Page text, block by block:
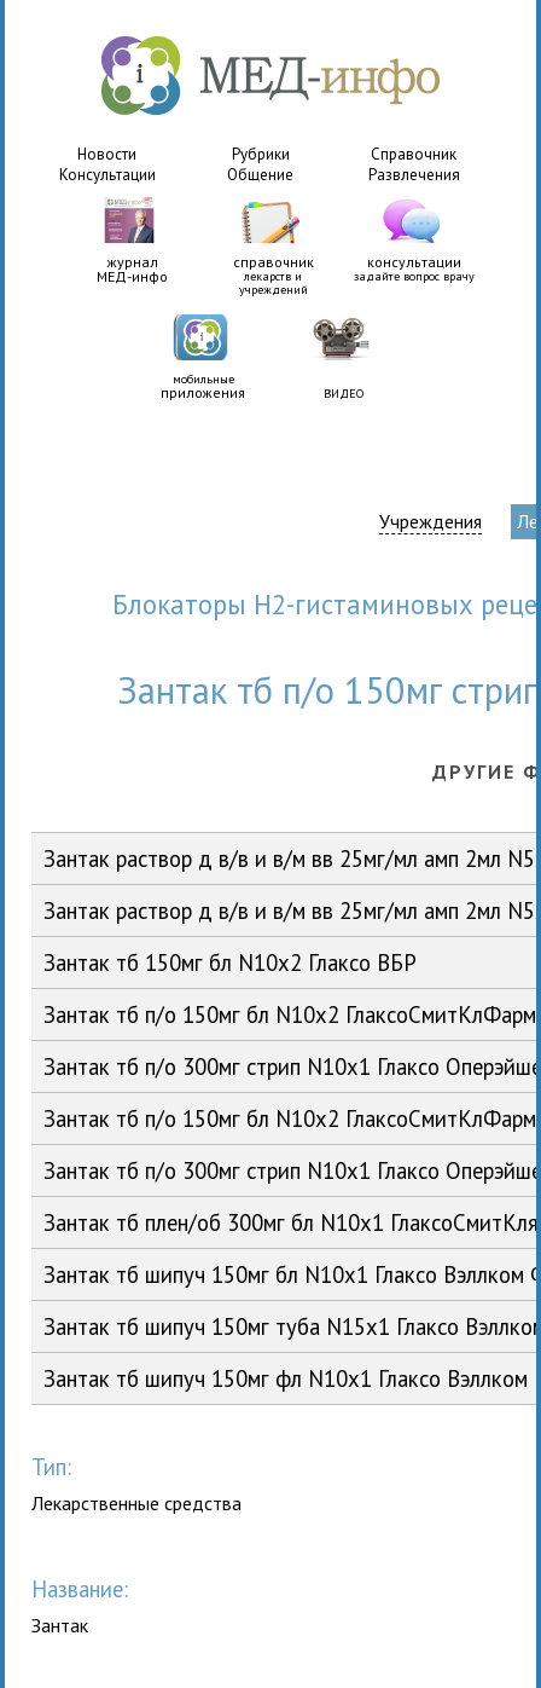
Новости Рубрики
Справочник
Консультации
Общение Развлечения
журнал
МЕД-инфо
справочник
лекарств и
учреждений
консультации
задайте вопрос врачу
мобильные
приложения ВИДЕО
Учреждения
Блокаторы Н2-гистаминовых
Зантак тб п/о 150мг
ДРУГИЕ
Зантак раствор д в/в и в/м вв 25мг/мл амп 2мл
Зантак раствор д в/в и в/м вв 25мг/мл амп 2мл
Зантак тб 150мг бл N10x2 Глаксо ВБР
Зантак тб п/о 150мг бл N10x2
Зантак тб п/о 300мг стрип N10x1 Глаксо
Зантак тб п/о 150мг бл N10x2
Зантак тб п/о 300мг стрип N10x1 Глаксо
Зантак тб плен/об 300мг бл N10x1
Зантак тб шипуч 150мг бл N10x1 Глаксо Вэллком
Зантак тб шипуч 150мг туба N15x1 Глаксо
Зантак тб шипуч 150мг фл N10x1 Глаксо Вэллком
Тип:
Лекарственные средства
Название:
Зантак